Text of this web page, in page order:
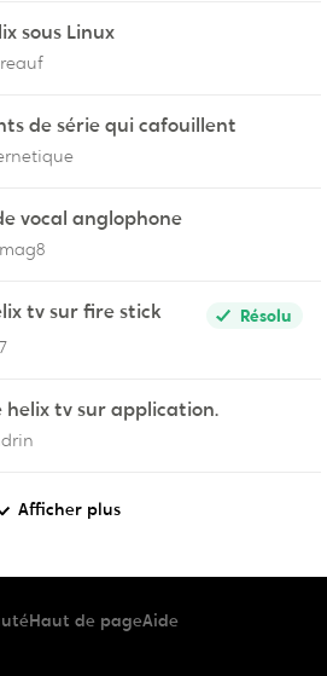
sous Linux
de série qui cafouillent
vocal anglophone
tv sur fire stick
Résolu
tv sur application.
Afficher plus
Haut de pageAide